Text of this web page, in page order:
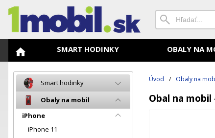
SMART HODINKY OBALY NA
Smart hodinky
Obaly na mobil
iPhone
iPhone 11
Úvod / Obaly na
Obal na